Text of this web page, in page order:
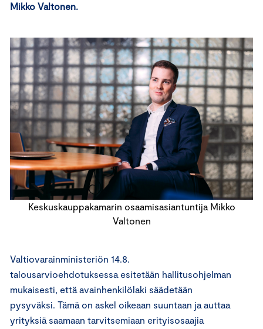
Mikko Valtonen.
Keskuskauppakamarin osaamisasiantuntija Mikko
Valtonen
Valtiovarainministeriön 14.8.
talousarvioehdotuksessa esitetään hallitusohjelman
mukaisesti, että avainhenkilölaki säädetään
pysyväksi. Tämä on askel oikeaan suuntaan ja auttaa
yrityksiä saamaan tarvitsemiaan erityisosaajia